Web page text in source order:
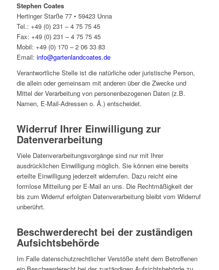
Stephen Coates
Hertinger Starße 77 • 59423 Unna
Tel.: +49 (0) 231 – 4 75 75 45
Fax: +49 (0) 231 – 4 75 75 45
Mobil: +49 (0) 170 – 2 06 33 83
Email: info@gartenlandcoates.de
Verantwortliche Stelle ist die natürliche oder juristische Person,
die allein oder gemeinsam mit anderen über die Zwecke und
Mittel der Verarbeitung von personenbezogenen Daten (z.B.
Namen, E-Mail-Adressen o. Ä.) entscheidet.
Widerruf Ihrer Einwilligung zur
Datenverarbeitung
Viele Datenverarbeitungsvorgänge sind nur mit Ihrer
ausdrücklichen Einwilligung möglich. Sie können eine bereits
erteilte Einwilligung jederzeit widerrufen. Dazu reicht eine
formlose Mitteilung per E-Mail an uns. Die Rechtmäßigkeit der
bis zum Widerruf erfolgten Datenverarbeitung bleibt vom Widerruf
unberührt.
Beschwerderecht bei der zuständigen
Aufsichtsbehörde
Im Falle datenschutzrechtlicher Verstöße steht dem Betroffenen